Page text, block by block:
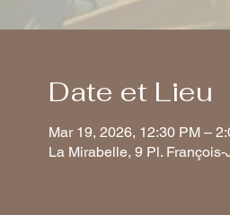
Date et Lieu
Mar 19, 2026, 12:30 PM –
La Mirabelle, 9 Pl.